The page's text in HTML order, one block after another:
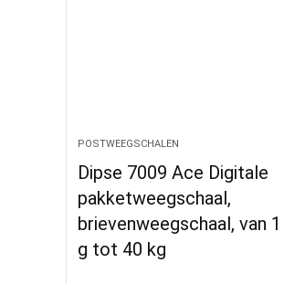
POSTWEEGSCHALEN
Dipse 7009 Ace Digitale
pakketweegschaal,
brievenweegschaal, van 1
g tot 40 kg